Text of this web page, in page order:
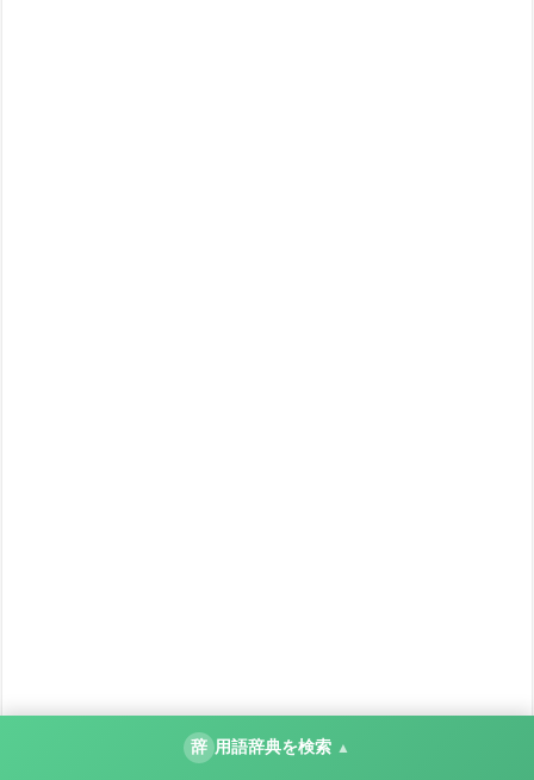
辞 用語辞典を検索 ▲